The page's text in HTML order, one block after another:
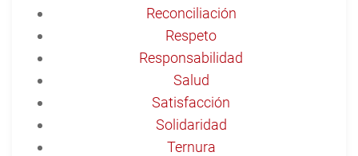
Reconciliación
Respeto
Responsabilidad
Salud
Satisfacción
Solidaridad
Ternura